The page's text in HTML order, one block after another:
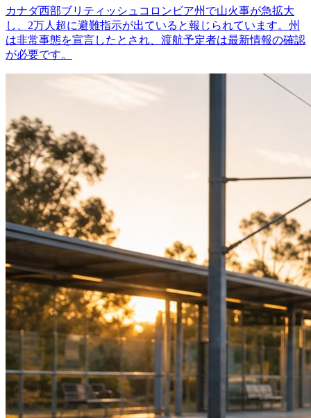
カナダ西部ブリティッシュコロンビア州で山火事が急拡大
し、2万人超に避難指示が出ていると報じられています。州
は非常事態を宣言したとされ、渡航予定者は最新情報の確認
が必要です。